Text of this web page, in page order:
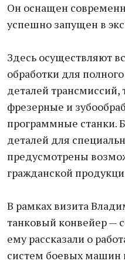
Он оснащен
успешно запущен в
Здесь осуществляют
обработки для
деталей трансмиссий,
фрезерные и
программные станки.
деталей для
предусмотрены
гражданской
В рамках визита
танковый конвейер —
ему рассказали о
систем боевых машин